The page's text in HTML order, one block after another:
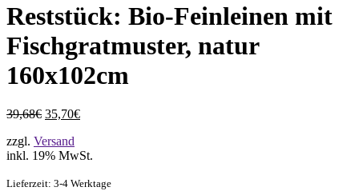
Reststück: Bio-Feinleinen mit
Fischgratmuster, natur
160x102cm
39,68€ 35,70€
zzgl. Versand
inkl. 19% MwSt.
Lieferzeit: 3-4 Werktage